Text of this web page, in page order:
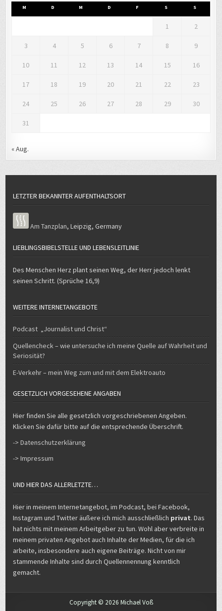
M D M D F S S
1 2
3 4 5 6 7 8 9
10 11 12 13 14 15 16
17 18 19 20 21 22 23
24 25 26 27 28 29 30
31
« Aug.
LETZTER BEKANNTER AUFENTHALTSORT
Am Tanzplan,Leipzig,Germany
LIEBLINGSBIBELSTELLE UND LEBENSLEITLINIE
Des Menschen Herz plant seinen Weg, der Herr jedoch lenkt
seinen Schritt. (Sprüche 16,9)
WEITERE INTERNETANGEBOTE
Podcast „Journalist und Christ“
Quellencheck – wie untersuche ich meine Quelle auf Wahrheit und
Seriosität?
E-Verkehr – mein Weg zum und mit dem Elektroauto
GESETZLICH VORGESEHENE ANGABEN
Hier finden Sie alle gesetzlich vorgeschriebenen Angeben.
Klicken Sie dafür bitte auf die entsprechende Überschrift.
-> Datenschutzerklärung
-> Impressum
UND HIER DAS ALLERLETZTE…
Hier in meinem Internetangebot, im Podcast, bei Facebook,
Instagram und Twitter äußere ich mich ausschließlich privat. Das
hat nichts mit meinem Arbeitgeber zu tun. Wohl aber verbreite in
meinem privaten Angebot auch Inhalte der Medien, für die ich
arbeite, insbesondere auch eigene Beiträge. Nicht von mir
stammende Inhalte sind durch Quellennennung kenntlich
gemacht.
Copyright © 2026 Michael Voß